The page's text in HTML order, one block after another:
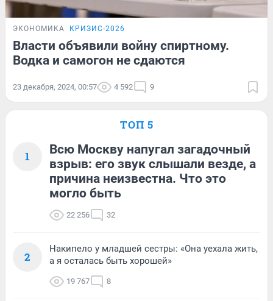
ЭКОНОМИКА КРИЗИС-2026
Власти объявили войну спиртному.
Водка и самогон не сдаются
23 декабря, 2024, 00:57 4 592 9
ТОП 5
1
Всю Москву напугал загадочный
взрыв: его звук слышали везде, а
причина неизвестна. Что это
могло быть
22 256 32
2
Накипело у младшей сестры: «Она уехала жить,
а я осталась быть хорошей»
19 767 8